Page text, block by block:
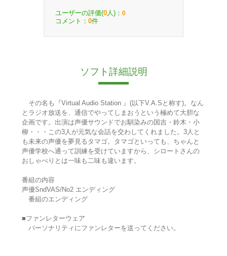
ユーザーの評価(0 人)： 0
コメント： 0件
ソフト詳細説明
その名も『Virtual Audio Station 』(以下V.A.Sと称す)。なん
とラジオ放送を、通信でやってしまおうという極めて大胆な
企画です。出演は声優サウンドでお馴染みの国吉・鈴木・小
柳・・・この3人が元気な会話を交わしてくれました。3人と
も未来の声優を夢見るタマゴ。タマゴといっても、ちゃんと
声優学校へ通って訓練を受けていますから、シロートさんの
おしゃべりとは一味も二味も違います。
番組の内容
声優SndVAS/No2 エンディング
番組のエンディング
■ファンレターウェア
パーソナリティにファンレターを送ってください。